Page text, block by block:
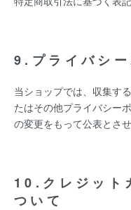
9.プライバシ
当ショップでは、収集す
たはその他プライバシー
の変更をもって公表とさ
10.クレジット
ついて